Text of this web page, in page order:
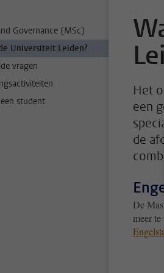
Governance (MSc)
Universiteit Leiden?
vragen
student
Het
een
de
De
meer